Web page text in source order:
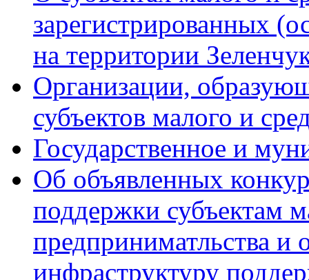
зарегистрированных
на территории
Организации,
субъектов малого и
Государственное и
Об объявленных
поддержки субъектам
предприниматльства
инфраструктуру